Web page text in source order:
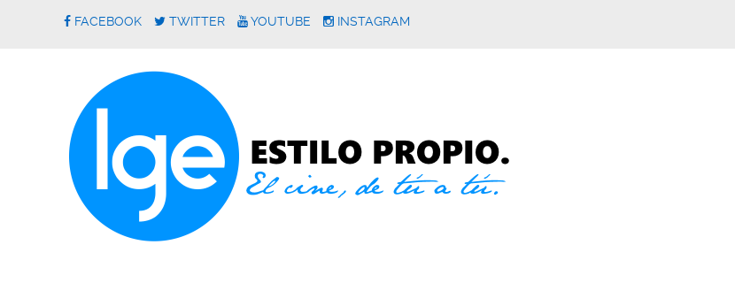
FACEBOOK TWITTER YOUTUBE INSTAGRAM